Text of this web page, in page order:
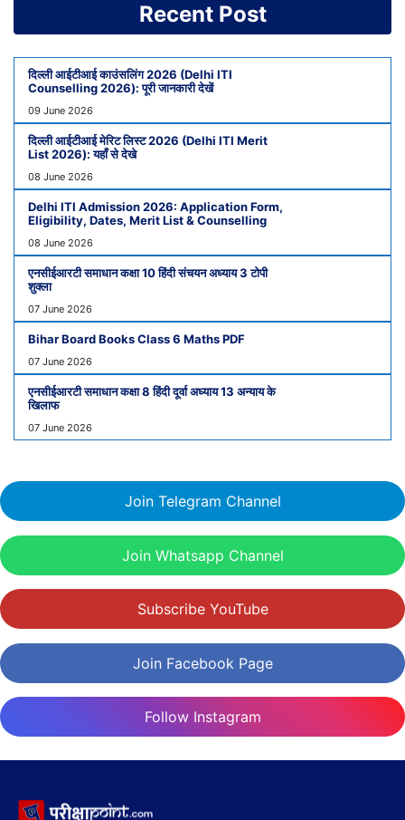
Recent Post
दिल्ली आईटीआई काउंसलिंग 2026 (Delhi ITI
Counselling 2026): पूरी जानकारी देखें
09 June 2026
दिल्ली आईटीआई मेरिट लिस्ट 2026 (Delhi ITI Merit
List 2026): यहाँ से देखे
08 June 2026
Delhi ITI Admission 2026: Application Form,
Eligibility, Dates, Merit List & Counselling
08 June 2026
एनसीईआरटी समाधान कक्षा 10 हिंदी संचयन अध्याय 3 टोपी
शुक्ला
07 June 2026
Bihar Board Books Class 6 Maths PDF
07 June 2026
एनसीईआरटी समाधान कक्षा 8 हिंदी दूर्वा अध्याय 13 अन्याय के
खिलाफ
07 June 2026
Join Telegram Channel
Join Whatsapp Channel
Subscribe YouTube
Join Facebook Page
Follow Instagram